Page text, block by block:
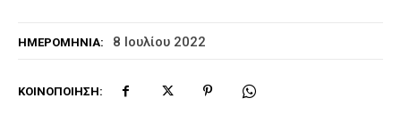
ΗΜΕΡΟΜΗΝΊΑ: 8 Ιουλίου 2022
ΚΟΙΝΟΠΟΊΗΣΗ: